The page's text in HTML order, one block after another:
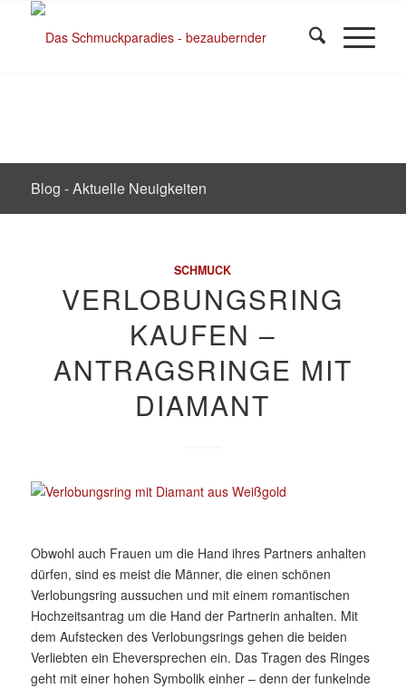
Blog - Aktuelle Neuigkeiten
SCHMUCK
VERLOBUNGSRING
KAUFEN –
ANTRAGSRINGE MIT
DIAMANT
Obwohl auch Frauen um die Hand ihres Partners anhalten
dürfen, sind es meist die Männer, die einen schönen
Verlobungsring aussuchen und mit einem romantischen
Hochzeitsantrag um die Hand der Partnerin anhalten. Mit
dem Aufstecken des Verlobungsrings gehen die beiden
Verliebten ein Eheversprechen ein. Das Tragen des Ringes
geht mit einer hohen Symbolik einher – denn der funkelnde